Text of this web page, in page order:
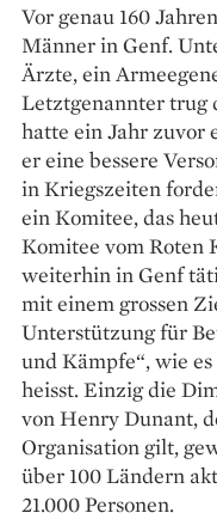
Vor genau 160
Männer in Genf.
Ärzte, ein
Letztgenannter trug
hatte ein Jahr zuvor
er eine bessere
in Kriegszeiten
ein Komitee, das
Komitee vom Roten
weiterhin in Genf
mit einem grossen
Unterstützung für
und Kämpfe“, wie
heisst. Einzig die
von Henry Dunant,
Organisation gilt,
über 100 Ländern
21.000 Personen.